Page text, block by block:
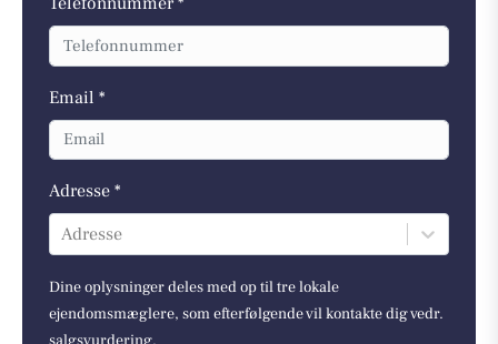
Email *
Adresse *
Adresse
Dine oplysninger deles med op til tre lokale
ejendomsmæglere, som efterfølgende vil kontakte dig vedr.